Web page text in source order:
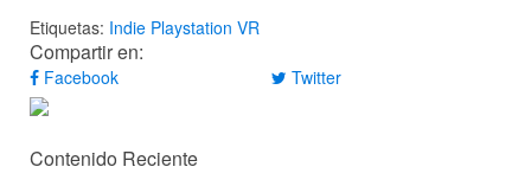
Etiquetas: Indie Playstation VR
Compartir en:
Facebook Twitter
Contenido Reciente